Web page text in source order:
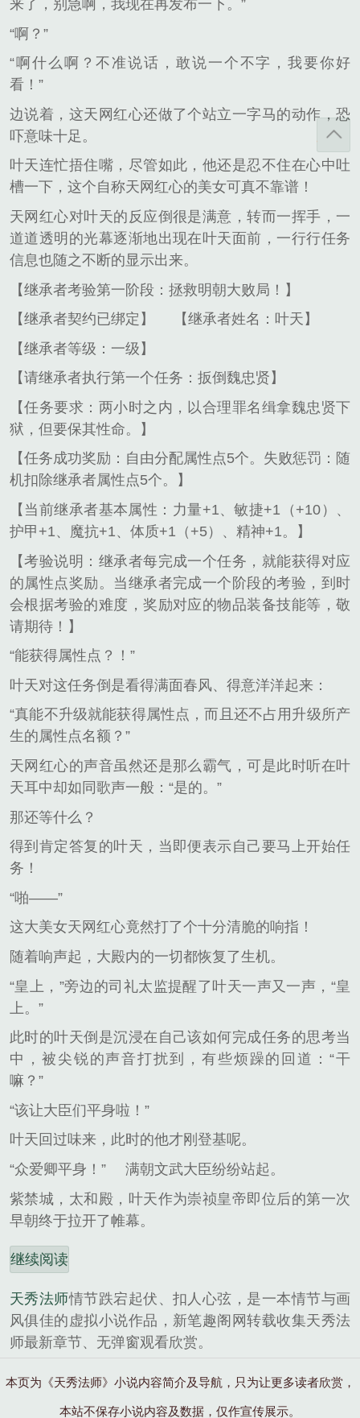
来了，别急啊，我现在再发布一下。”
“啊？”
“啊什么啊？不准说话，敢说一个不字，我要你好
看！”
边说着，这天网红心还做了个站立一字马的动作，恐
吓意味十足。
叶天连忙捂住嘴，尽管如此，他还是忍不住在心中吐
槽一下，这个自称天网红心的美女可真不靠谱！
天网红心对叶天的反应倒很是满意，转而一挥手，一
道道透明的光幕逐渐地出现在叶天面前，一行行任务
信息也随之不断的显示出来。
【继承者考验第一阶段：拯救明朝大败局！】
【继承者契约已绑定】
【继承者姓名：叶天】
【继承者等级：一级】
【请继承者执行第一个任务：扳倒魏忠贤】
【任务要求：两小时之内，以合理罪名缉拿魏忠贤下
狱，但要保其性命。】
【任务成功奖励：自由分配属性点5个。失败惩罚：随
机扣除继承者属性点5个。】
【当前继承者基本属性：力量+1、敏捷+1（+10）、
护甲+1、魔抗+1、体质+1（+5）、精神+1。】
【考验说明：继承者每完成一个任务，就能获得对应
的属性点奖励。当继承者完成一个阶段的考验，到时
会根据考验的难度，奖励对应的物品装备技能等，敬
请期待！】
“能获得属性点？！”
叶天对这任务倒是看得满面春风、得意洋洋起来：
“真能不升级就能获得属性点，而且还不占用升级所产
生的属性点名额？”
天网红心的声音虽然还是那么霸气，可是此时听在叶
天耳中却如同歌声一般：“是的。”
那还等什么？
得到肯定答复的叶天，当即便表示自己要马上开始任
务！
“啪——”
这大美女天网红心竟然打了个十分清脆的响指！
随着响声起，大殿内的一切都恢复了生机。
“皇上，”旁边的司礼太监提醒了叶天一声又一声，“皇
上。”
此时的叶天倒是沉浸在自己该如何完成任务的思考当
中，被尖锐的声音打扰到，有些烦躁的回道：“干
嘛？”
“该让大臣们平身啦！”
叶天回过味来，此时的他才刚登基呢。
“众爱卿平身！”
满朝文武大臣纷纷站起。
紫禁城，太和殿，叶天作为崇祯皇帝即位后的第一次
早朝终于拉开了帷幕。
继续阅读
天秀法师情节跌宕起伏、扣人心弦，是一本情节与画
风俱佳的虚拟小说作品，新笔趣阁网转载收集天秀法
师最新章节、无弹窗观看欣赏。
本页为《天秀法师》小说内容简介及导航，只为让更多读者欣赏，
本站不保存小说内容及数据，仅作宣传展示。